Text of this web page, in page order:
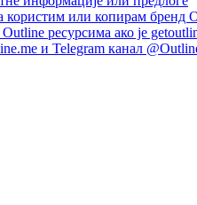
користим или копирам бренд
ресурсима ако је
и Telegram канал